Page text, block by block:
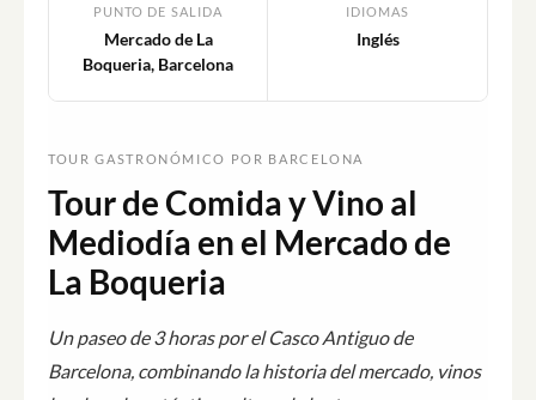
PUNTO DE SALIDA
Mercado de La
Boqueria, Barcelona
IDIOMAS
Inglés
TOUR GASTRONÓMICO POR BARCELONA
Tour de Comida y Vino al
Mediodía en el Mercado de
La Boqueria
Un paseo de 3 horas por el Casco Antiguo de
Barcelona, combinando la historia del mercado, vinos